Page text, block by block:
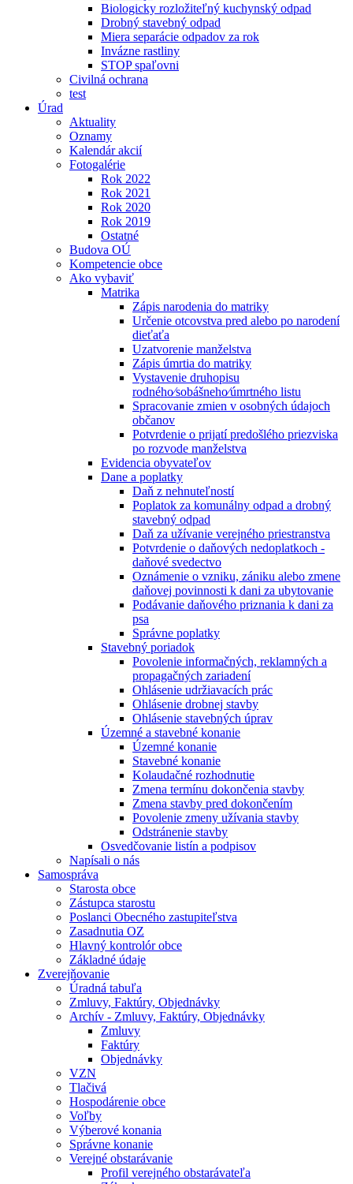
Biologicky rozložiteľný kuchynský odpad
Drobný stavebný odpad
Miera separácie odpadov za rok
Invázne rastliny
STOP spaľovni
Civilná ochrana
test
Úrad
Aktuality
Oznamy
Kalendár akcií
Fotogalérie
Rok 2022
Rok 2021
Rok 2020
Rok 2019
Ostatné
Budova OÚ
Kompetencie obce
Ako vybaviť
Matrika
Zápis narodenia do matriky
Určenie otcovstva pred alebo po narodení
dieťaťa
Uzatvorenie manželstva
Zápis úmrtia do matriky
Vystavenie druhopisu
rodného⁄sobášneho⁄úmrtného listu
Spracovanie zmien v osobných údajoch
občanov
Potvrdenie o prijatí predošlého priezviska
po rozvode manželstva
Evidencia obyvateľov
Dane a poplatky
Daň z nehnuteľností
Poplatok za komunálny odpad a drobný
stavebný odpad
Daň za užívanie verejného priestranstva
Potvrdenie o daňových nedoplatkoch -
daňové svedectvo
Oznámenie o vzniku, zániku alebo zmene
daňovej povinnosti k dani za ubytovanie
Podávanie daňového priznania k dani za
psa
Správne poplatky
Stavebný poriadok
Povolenie informačných, reklamných a
propagačných zariadení
Ohlásenie udržiavacích prác
Ohlásenie drobnej stavby
Ohlásenie stavebných úprav
Územné a stavebné konanie
Územné konanie
Stavebné konanie
Kolaudačné rozhodnutie
Zmena termínu dokončenia stavby
Zmena stavby pred dokončením
Povolenie zmeny užívania stavby
Odstránenie stavby
Osvedčovanie listín a podpisov
Napísali o nás
Samospráva
Starosta obce
Zástupca starostu
Poslanci Obecného zastupiteľstva
Zasadnutia OZ
Hlavný kontrolór obce
Základné údaje
Zverejňovanie
Úradná tabuľa
Zmluvy, Faktúry, Objednávky
Archív - Zmluvy, Faktúry, Objednávky
Zmluvy
Faktúry
Objednávky
VZN
Tlačivá
Hospodárenie obce
Voľby
Výberové konania
Správne konanie
Verejné obstarávanie
Profil verejného obstarávateľa